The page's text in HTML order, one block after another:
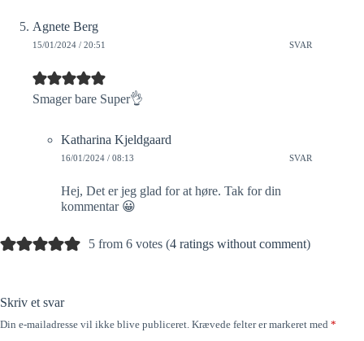
Agnete Berg
15/01/2024 / 20:51 SVAR
Smager bare Super👌
Katharina Kjeldgaard
16/01/2024 / 08:13 SVAR
Hej, Det er jeg glad for at høre. Tak for din
kommentar 😀
5 from 6 votes (4 ratings without comment)
Skriv et svar
Din e-mailadresse vil ikke blive publiceret. Krævede felter er markeret med *